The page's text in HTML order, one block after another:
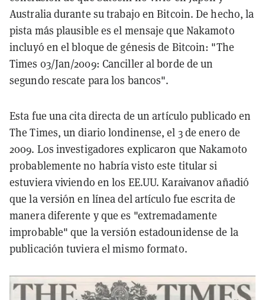
Australia durante su trabajo en Bitcoin. De hecho, la
pista más plausible es el mensaje que Nakamoto
incluyó en el bloque de génesis de Bitcoin: "The
Times 03/Jan/2009: Canciller al borde de un
segundo rescate para los bancos".
Esta fue una cita directa de un artículo publicado en
The Times, un diario londinense, el 3 de enero de
2009. Los investigadores explicaron que Nakamoto
probablemente no habría visto este titular si
estuviera viviendo en los EE.UU. Karaivanov añadió
que la versión en línea del artículo fue escrita de
manera diferente y que es "extremadamente
improbable" que la versión estadounidense de la
publicación tuviera el mismo formato.